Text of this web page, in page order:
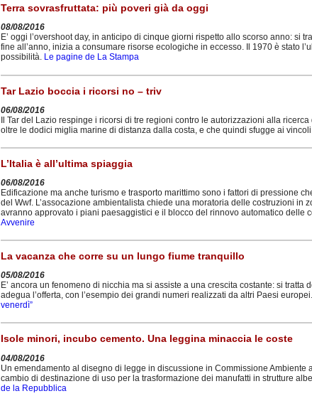
Terra sovrasfruttata: più poveri già da oggi
08/08/2016
E’ oggi l’overshoot day, in anticipo di cinque giorni rispetto allo scorso anno: si
fine all’anno, inizia a consumare risorse ecologiche in eccesso. Il 1970 è stato
possibilità. Le pagine de La Stampa
Tar Lazio boccia i ricorsi no – triv
06/08/2016
Il Tar del Lazio respinge i ricorsi di tre regioni contro le autorizzazioni alla
oltre le dodici miglia marine di distanza dalla costa, e che quindi sfugge ai vincoli.
L’Italia è all’ultima spiaggia
06/08/2016
Edificazione ma anche turismo e trasporto marittimo sono i fattori di pressione
del Wwf. L’assocazione ambientalista chiede una moratoria delle costruzioni in
avranno approvato i piani paesaggistici e il blocco del rinnovo automatico delle
Avvenire
La vacanza che corre su un lungo fiume tranquillo
05/08/2016
E’ ancora un fenomeno di nicchia ma si assiste a una crescita costante: si tratta
adegua l’offerta, con l’esempio dei grandi numeri realizzati da altri Paesi europei.
venerdì”
Isole minori, incubo cemento. Una leggina minaccia le coste
04/08/2016
Un emendamento al disegno di legge in discussione in Commissione Ambiente
cambio di destinazione di uso per la trasformazione dei manufatti in strutture
de la Repubblica